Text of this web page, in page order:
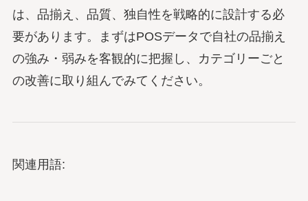
は、品揃え、品質、独自性を戦略的に設計する必
要があります。まずはPOSデータで自社の品揃え
の強み・弱みを客観的に把握し、カテゴリーごと
の改善に取り組んでみてください。
関連用語: